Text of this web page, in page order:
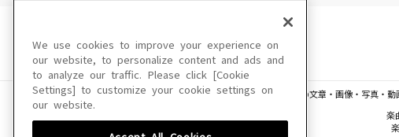
このサイトに掲載されている一切の文章・画像・写真・
楽
We use cookies to improve your experience on
our website, to personalize content and ads and
to analyze our traffic. Please click [Cookie
Settings] to customize your cookie settings on
our website.